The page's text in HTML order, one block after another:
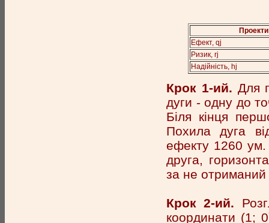
Проекти
Ефект, qj
Ризик, rj
Надійність, hj
Крок 1-ий. Для
дуги - одну до
Біля кінця
Похила дуга
ефекту 1260 ум.
друга,
за не отриманий
Крок 2-ий.
координати (1;